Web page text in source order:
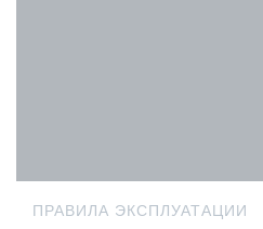
ПРАВИЛА ЭКСПЛУАТАЦИИ